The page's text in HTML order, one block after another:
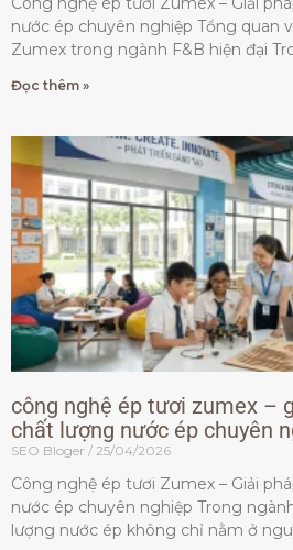
nước ép chuyên nghiệp Tổng quan
Zumex trong ngành F&B hiện đại
Đọc thêm »
công nghệ ép tươi zumex –
chất lượng nước ép chuyên
SEO Bloger 25/04/2026
Công nghệ ép tươi Zumex – Giải
nước ép chuyên nghiệp Trong
lượng nước ép không chỉ nằm ở